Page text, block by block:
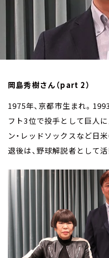
岡島秀樹さん（part 2）
1975年、京都市生まれ。
フト3位で投手として巨人
ン・レッドソックスなど日
退後は、野球解説者として